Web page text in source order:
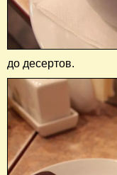
до десертов.